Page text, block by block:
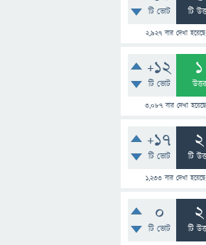
টি ভোট টি
2,927বার দেখা হয়েছে
+12
টি ভোট
1
উত্তর
3,087বার দেখা হয়েছে
+17
টি ভোট
2
টি
1,233বার দেখা হয়েছে
0
টি ভোট
2
টি